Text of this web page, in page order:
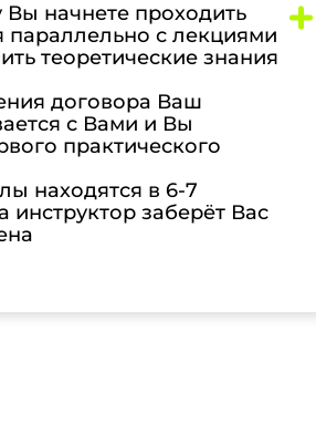
начнете проходить
с лекциями
теоретические знания
договора Ваш
с Вами и Вы
практического
находятся в 6-7
инструктор заберёт Вас